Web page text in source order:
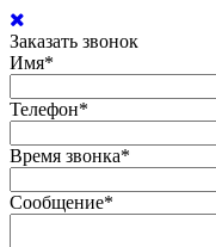
Заказать звонок
Имя*
Телефон*
Время звонка*
Сообщение*